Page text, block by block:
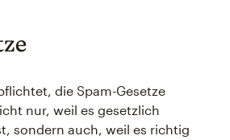
die Spam-Gesetze
nur, weil es gesetzlich
sondern auch, weil es richtig